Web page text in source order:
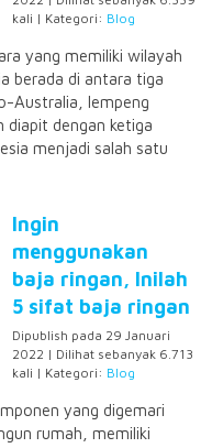
kali | Kategori: Blog
yang memiliki wilayah
berada di antara tiga
Australia, lempeng
diapit dengan ketiga
menjadi salah satu
Ingin
menggunakan
baja ringan, Inilah
5 sifat baja ringan
Dipublish pada 29 Januari
2022 | Dilihat sebanyak 6.713
kali | Kategori: Blog
yang digemari
rumah, memiliki